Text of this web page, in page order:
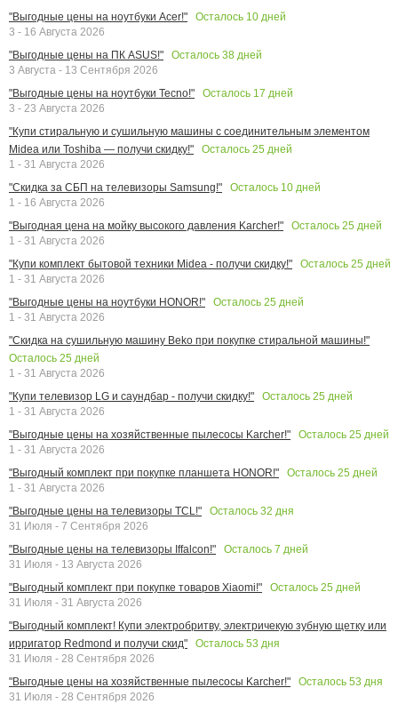
"Выгодные цены на ноутбуки Acer!"
Осталось 10 дней
3 - 16 Августа 2026
"Выгодные цены на ПК ASUS!"
Осталось 38 дней
3 Августа - 13 Сентября 2026
"Выгодные цены на ноутбуки Tecno!"
Осталось 17 дней
3 - 23 Августа 2026
"Купи стиральную и сушильную машины с соединительным элементом
Midea или Toshiba — получи скидку!"
Осталось 25 дней
1 - 31 Августа 2026
"Скидка за СБП на телевизоры Samsung!"
Осталось 10 дней
1 - 16 Августа 2026
"Выгодная цена на мойку высокого давления Karcher!"
Осталось 25 дней
1 - 31 Августа 2026
"Купи комплект бытовой техники Midea - получи скидку!"
Осталось 25 дней
1 - 31 Августа 2026
"Выгодные цены на ноутбуки HONOR!"
Осталось 25 дней
1 - 31 Августа 2026
"Скидка на сушильную машину Beko при покупке стиральной машины!"
Осталось 25 дней
1 - 31 Августа 2026
"Купи телевизор LG и саундбар - получи скидку!"
Осталось 25 дней
1 - 31 Августа 2026
"Выгодные цены на хозяйственные пылесосы Karcher!"
Осталось 25 дней
1 - 31 Августа 2026
"Выгодный комплект при покупке планшета HONOR!"
Осталось 25 дней
1 - 31 Августа 2026
"Выгодные цены на телевизоры TCL!"
Осталось 32 дня
31 Июля - 7 Сентября 2026
"Выгодные цены на телевизоры Iffalcon!"
Осталось 7 дней
31 Июля - 13 Августа 2026
"Выгодный комплект при покупке товаров Xiaomi!"
Осталось 25 дней
31 Июля - 31 Августа 2026
"Выгодный комплект! Купи электробритву, электричекую зубную щетку или
ирригатор Redmond и получи скид"
Осталось 53 дня
31 Июля - 28 Сентября 2026
"Выгодные цены на хозяйственные пылесосы Karcher!"
Осталось 53 дня
31 Июля - 28 Сентября 2026